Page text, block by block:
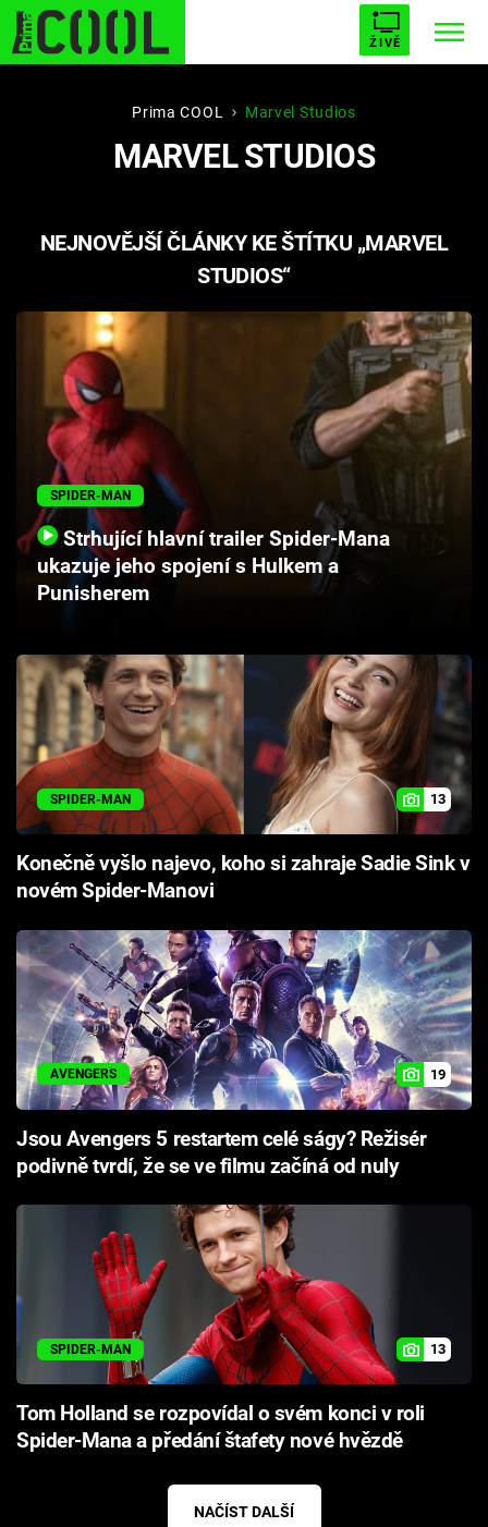
ŽIVĚ
STARHOUSE BUFFY, PŘEMOŽITELKA UPÍRŮ
PLNEJ KOTEL AVENGERS 5
Filmy
Seriály
Hry
Cool Esport
Pořady
Sledujte prima+
Přihlášení
Sledujte nás
Prima COOL Marvel Studios
MARVEL STUDIOS
NEJNOVĚJŠÍ ČLÁNKY KE ŠTÍTKU „MARVEL
STUDIOS“
SPIDER-MAN
Strhující hlavní trailer Spider-Mana
ukazuje jeho spojení s Hulkem a
Punisherem
SPIDER-MAN 13
Konečně vyšlo najevo, koho si zahraje Sadie Sink v
novém Spider-Manovi
AVENGERS 19
Jsou Avengers 5 restartem celé ságy? Režisér
podivně tvrdí, že se ve filmu začíná od nuly
SPIDER-MAN 13
Tom Holland se rozpovídal o svém konci v roli
Spider-Mana a předání štafety nové hvězdě
NAČÍST DALŠÍ